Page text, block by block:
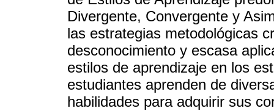
Divergente, Convergente y
las estrategias metodológicas
desconocimiento y escasa
estilos de aprendizaje en los
estudiantes aprenden de
habilidades para adquirir sus